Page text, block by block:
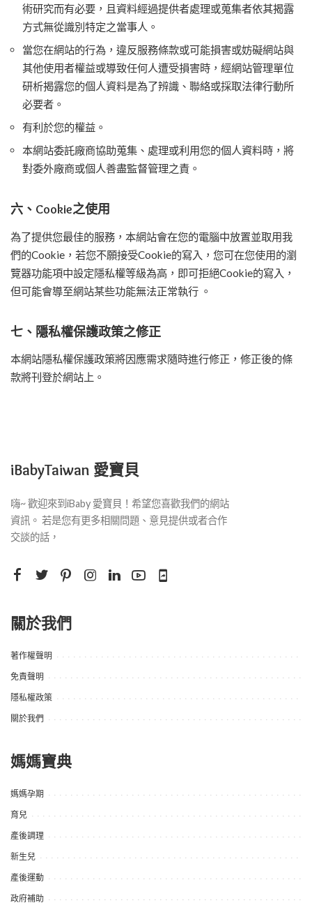
術研究而有必要，且資料經過提供者處理或蒐集者依其揭露
方式無從識別特定之當事人。
當您在網站的行為，違反服務條款或可能損害或妨礙網站與
其他使用者權益或導致任何人遭受損害時，經網站管理單位
研析揭露您的個人資料是為了辨識、聯絡或採取法律行動所
必要者。
有利於您的權益。
本網站委託廠商協助蒐集、處理或利用您的個人資料時，將
對委外廠商或個人善盡監督管理之責。
六、Cookie之使用
為了提供您最佳的服務，本網站會在您的電腦中放置並取用我
們的Cookie，若您不願接受Cookie的寫入，您可在您使用的瀏
覽器功能項中設定隱私權等級為高，即可拒絕Cookie的寫入，
但可能會導至網站某些功能無法正常執行 。
七、隱私權保護政策之修正
本網站隱私權保護政策將因應需求隨時進行修正，修正後的條
款將刊登於網站上。
iBabyTaiwan 愛寶貝
嗨~ 歡迎來到iBaby 愛寶貝！希望您喜歡我們的網站
資訊。 若是您有更多相關問題、意見提供或者合作
交談的話，
關於我們
著作權聲明
免責聲明
隱私權政策
關於我們
媽媽寶典
媽媽孕期
育兒
產後調理
新生兒
產後運動
政府補助